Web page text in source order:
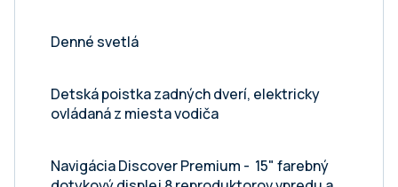
Denné svetlá
Detská poistka zadných dverí, elektricky
ovládaná z miesta vodiča
Navigácia Discover Premium - 15" farebný